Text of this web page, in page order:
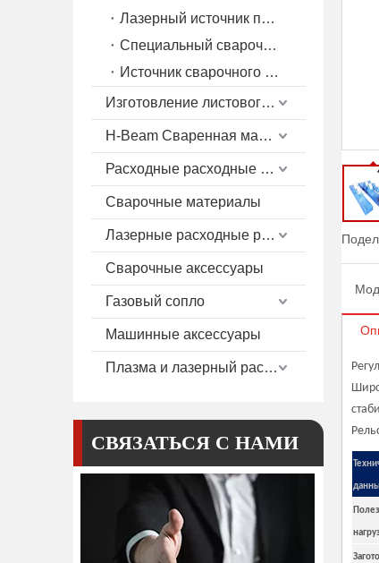
Лазерный источник питания
Специальный сварочный аппарат
Источник сварочного тока (MIG/TIG/SAW)
Изготовление листового металла
H-Beam Сваренная машина
Расходные расходные материалы плазмы
Сварочные материалы
Лазерные расходные расходные материалы
Сварочные аксессуары
Газовый сопло
Машинные аксессуары
Плазма и лазерный расход
СВЯЗАТЬСЯ С НАМИ